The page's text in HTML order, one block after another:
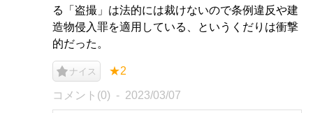
る「盗撮」は法的には裁けないので条例違反や建
造物侵入罪を適用している、というくだりは衝撃
的だった。
ナイス ★2
コメント(0) 2023/03/07